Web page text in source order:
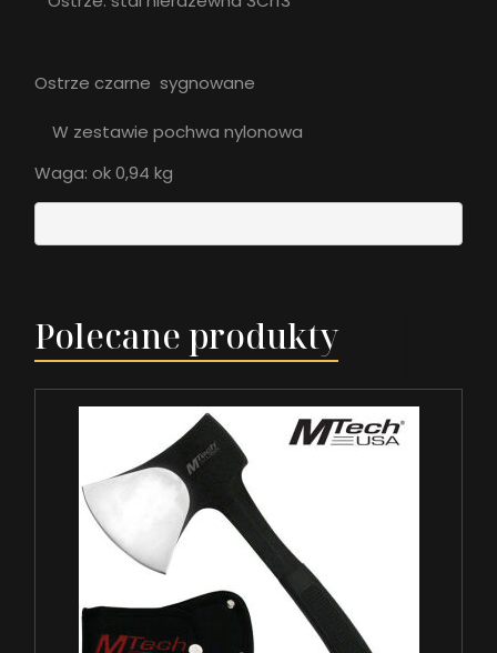
Ostrze czarne sygnowane
W zestawie pochwa nylonowa
Waga: ok 0,94 kg
Polecane produkty